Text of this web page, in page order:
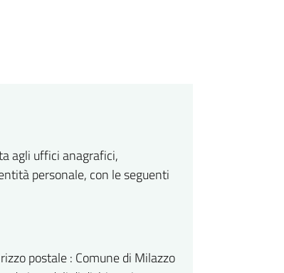
agli uffici anagrafici,
personale, con le seguenti
postale : Comune di Milazzo